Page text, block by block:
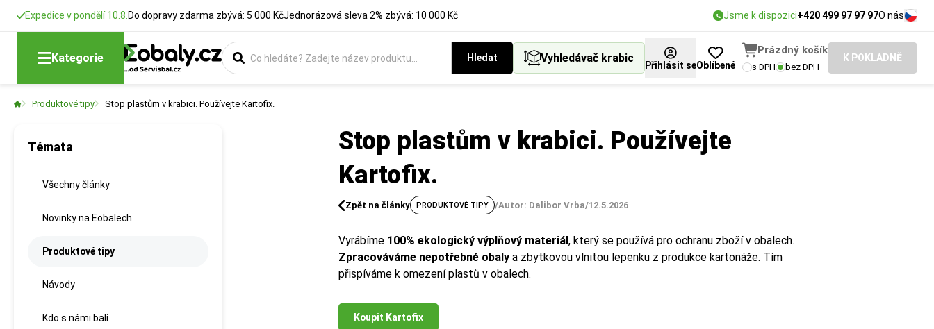
Expedice v pondělí 10.8. Do dopravy zdarma zbývá: 5 000 KčJednorázová sleva 2% zbývá: 10 000 Kč Jsme k dispozici+420 499 97 97 97O nás
Kategorie Hledat Vyhledávač krabic
Přihlásit seOblíbené
Prázdný košík
s DPH bez DPH
K POKLADNĚ
Produktové tipy Stop plastům v krabici. Používejte Kartofix.
Témata
Všechny články
Novinky na Eobalech
Produktové tipy
Návody
Kdo s námi balí
Stop plastům v krabici. Používejte
Kartofix.
Zpět na články PRODUKTOVÉ TIPY /Autor: Dalibor Vrba/12.5.2026
Vyrábíme 100% ekologický výplňový materiál, který se používá pro ochranu zboží v obalech.
Zpracováváme nepotřebné obaly a zbytkovou vlnitou lepenku z produkce kartonáže. Tím
přispíváme k omezení plastů v obalech.
Koupit Kartofix